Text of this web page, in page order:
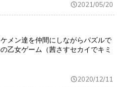
2021/05/20
ケメン達を仲間にしながらパズルで
乙女ゲーム（茜さすセカイでキミ
2020/12/11